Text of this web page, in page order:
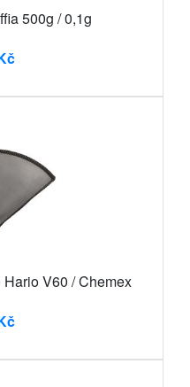
500g / 0,1g
V60 / Chemex